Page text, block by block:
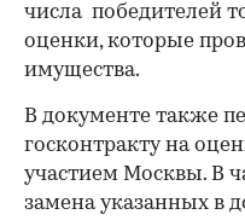
числа победителей
оценки, которые
имущества.
В документе также
госконтракту на
участием Москвы. В
замена указанных в